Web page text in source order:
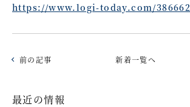
https://www.logi-today.com/386662
前の記事 新着一覧へ
最近の情報